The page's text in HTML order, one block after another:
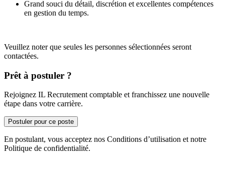
Grand souci du détail, discrétion et excellentes compétences
en gestion du temps.
Veuillez noter que seules les personnes sélectionnées seront
contactées.
Prêt à postuler ?
Rejoignez IL Recrutement comptable et franchissez une nouvelle
étape dans votre carrière.
Postuler pour ce poste
En postulant, vous acceptez nos Conditions d’utilisation et notre
Politique de confidentialité.